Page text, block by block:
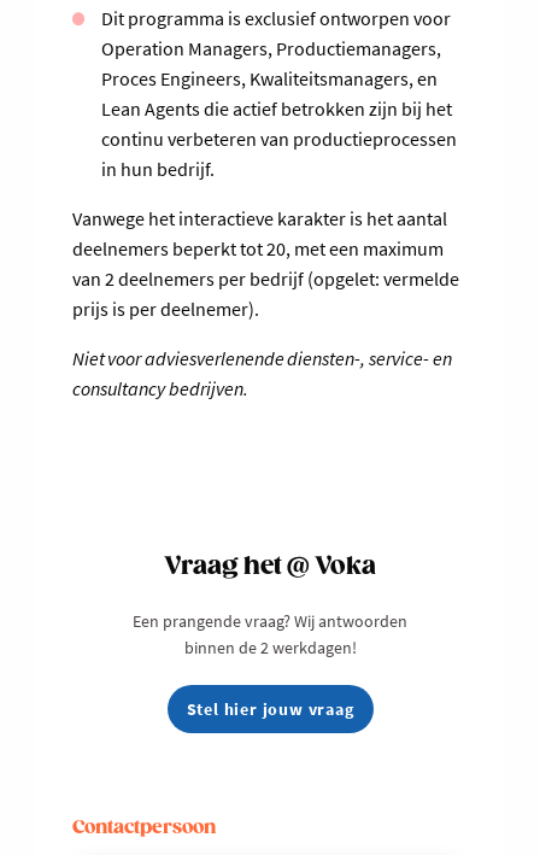
Dit programma is exclusief ontworpen voor
Operation Managers, Productiemanagers,
Proces Engineers, Kwaliteitsmanagers, en
Lean Agents die actief betrokken zijn bij het
continu verbeteren van productieprocessen
in hun bedrijf.
Vanwege het interactieve karakter is het aantal
deelnemers beperkt tot 20, met een maximum
van 2 deelnemers per bedrijf (opgelet: vermelde
prijs is per deelnemer).
Niet voor adviesverlenende diensten-, service- en
consultancy bedrijven.
Contactpersoon
Vraag het @ Voka
Een prangende vraag? Wij antwoorden
binnen de 2 werkdagen!
Stel hier jouw vraag